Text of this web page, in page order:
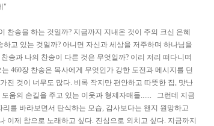
"
찬송을 하는 것일까? 지금까지 지내온 것이 주의 크신 은혜
고 있는 것일까? 아니면 자신과 세상을 저주하며 하나님을
송과 나의 찬송이 다른 것은 무엇일까? 이리 저리 떠다니며
460장 찬송은 목사에게 무엇인가 강한 도전과 메시지를 던
진 것이 너무도 많다. 비록 작지만 편안하고 따뜻한 집, 맛난
움의 손길을 주고 있는 이웃과 형제자매들...... 그런데 지금
를 바라보면서 탄식하는 모습, 감사보다는 왠지 원망하고
이제 참으로 노래하고 싶다. 진심으로 외치고 싶다. 지금까지